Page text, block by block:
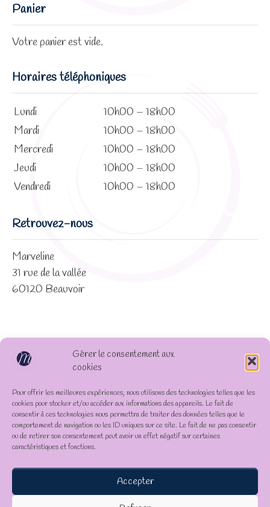
Gérer le consentement aux
cookies
Pour offrir les meilleures expériences, nous utilisons des technologies telles que les
cookies pour stocker et/ou accéder aux informations des appareils. Le fait de
consentir à ces technologies nous permettra de traiter des données telles que le
comportement de navigation ou les ID uniques sur ce site. Le fait de ne pas consentir
ou de retirer son consentement peut avoir un effet négatif sur certaines
caractéristiques et fonctions.
Accepter
Panier
Votre panier est vide.
Horaires téléphoniques
Lundi
10h00 – 18h00
Mardi
10h00 – 18h00
Mercredi
10h00 – 18h00
Jeudi
10h00 – 18h00
Vendredi
10h00 – 18h00
Retrouvez-nous
Marveline
31 rue de la vallée
60120 Beauvoir